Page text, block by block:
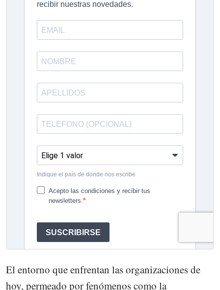
El entorno que enfrentan las organizaciones de
hoy, permeado por fenómenos como la